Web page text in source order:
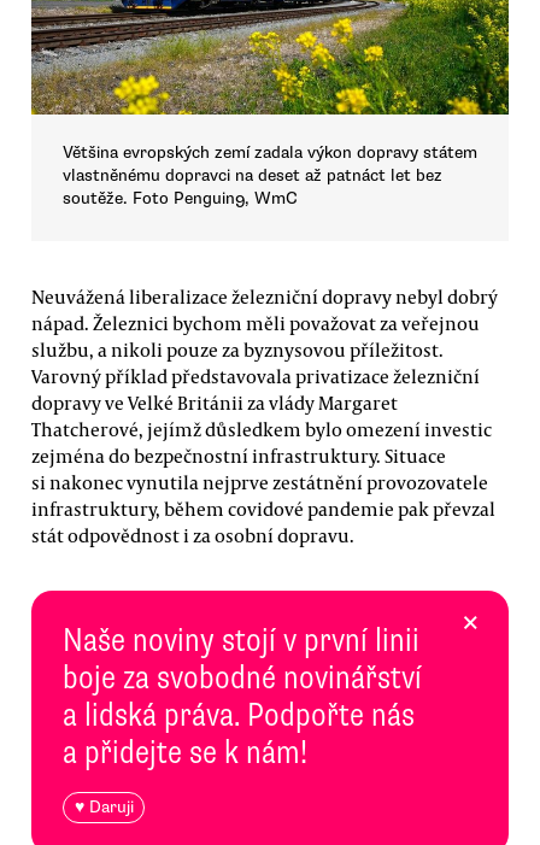
Většina evropských zemí zadala výkon dopravy státem
vlastněnému dopravci na deset až patnáct let bez
soutěže. Foto Penguin9, WmC
Neuvážená liberalizace železniční dopravy nebyl dobrý
nápad. Železnici bychom měli považovat za veřejnou
službu, a nikoli pouze za byznysovou příležitost.
Varovný příklad představovala privatizace železniční
dopravy ve Velké Británii za vlády Margaret
Thatcherové, jejímž důsledkem bylo omezení investic
zejména do bezpečnostní infrastruktury. Situace
si nakonec vynutila nejprve zestátnění provozovatele
infrastruktury, během covidové pandemie pak převzal
stát odpovědnost i za osobní dopravu.
Naše noviny stojí v první linii
boje za svobodné novinářství
a lidská práva. Podpořte nás
a přidejte se k nám!
♥ Daruji
×